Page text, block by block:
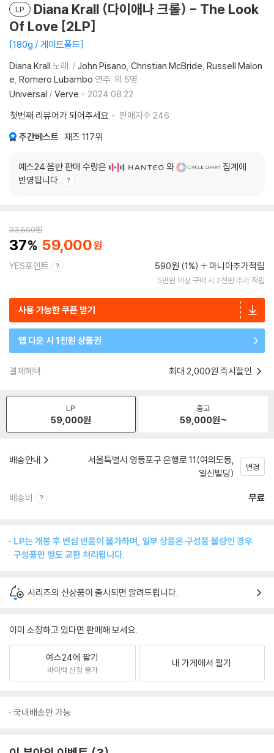
LP
Diana Krall (다이애나 크롤) - The Look
Of Love [2LP]
180g / 게이트폴드
Diana Krall 노래 John Pisano Christian McBride Russell Malon
e Romero Lubambo 연주 외 5명
Universal / Verve
2024.08.22.
첫번째 리뷰어가 되어주세요
판매지수 246
주간베스트 재즈 117위
예스24 음반 판매 수량은 와
집계에
반영됩니다.
93,500원
37 59,000
YES포인트 590원 (1%) 마니아추가적립
5만원 이상 구매 시 2천원 추가 적립
사용 가능한 쿠폰 받기
앱 다운 시 1천원 상품권
결제혜택 최대 2,000원 즉시할인
LP
59,000원
중고
59,000원~
배송안내
서울특별시 영등포구 은행로 11(여의도동,
일신빌딩)
변경
배송비 무료
LP는 개봉 후 변심 반품이 불가하며, 일부 상품은 구성품 불량인 경우
구성품만 별도 교환 처리됩니다.
시리즈의 신상품이 출시되면 알려드립니다.
이미 소장하고 있다면 판매해 보세요.
예스24에 팔기
바이백 신청 불가
내 가게에서 팔기
국내배송만 가능